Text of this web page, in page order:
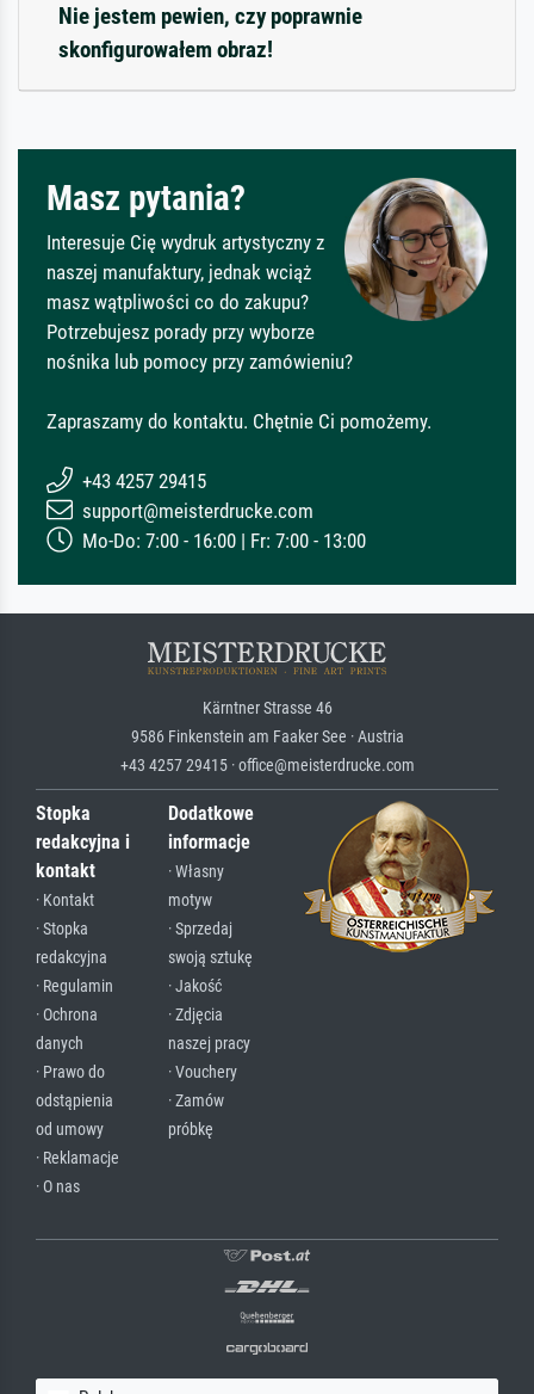
Nie jestem pewien, czy poprawnie
skonfigurowałem obraz!
Masz pytania?
Interesuje Cię wydruk artystyczny z
naszej manufaktury, jednak wciąż
masz wątpliwości co do zakupu?
Potrzebujesz porady przy wyborze
nośnika lub pomocy przy zamówieniu?
Zapraszamy do kontaktu. Chętnie Ci pomożemy.
+43 4257 29415
support@meisterdrucke.com
Mo-Do: 7:00 - 16:00 | Fr: 7:00 - 13:00
Kärntner Strasse 46
9586 Finkenstein am Faaker See · Austria
+43 4257 29415 · office@meisterdrucke.com
Stopka
redakcyjna i
kontakt
· Kontakt
· Stopka
redakcyjna
· Regulamin
· Ochrona
danych
· Prawo do
odstąpienia
od umowy
· Reklamacje
· O nas
Dodatkowe
informacje
· Własny
motyw
· Sprzedaj
swoją sztukę
· Jakość
· Zdjęcia
naszej pracy
· Vouchery
· Zamów
próbkę